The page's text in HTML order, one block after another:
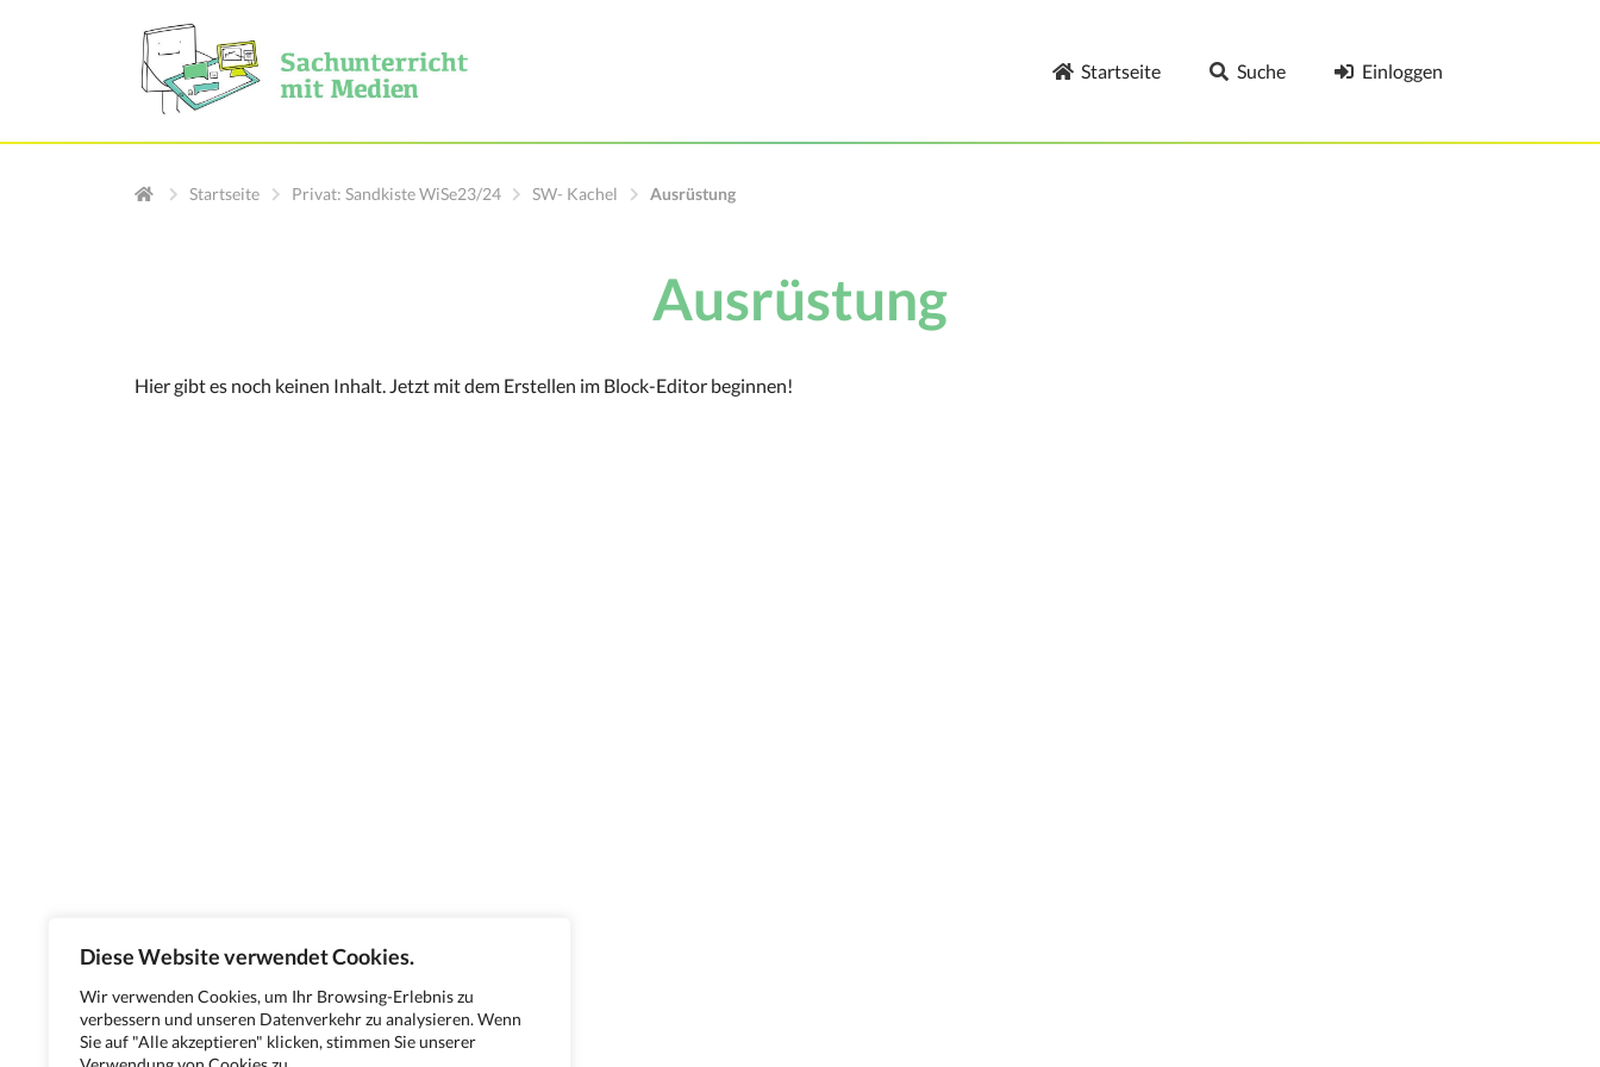
Diese Website verwendet Cookies.
Wir verwenden Cookies, um Ihr Browsing-Erlebnis zu
verbessern und unseren Datenverkehr zu analysieren. Wenn
Sie auf "Alle akzeptieren" klicken, stimmen Sie unserer
Startseite Suche Einloggen
Startseite Privat: Sandkiste WiSe23/24 SW- Kachel Ausrüstung
Ausrüstung
Hier gibt es noch keinen Inhalt. Jetzt mit dem Erstellen im Block-Editor beginnen!